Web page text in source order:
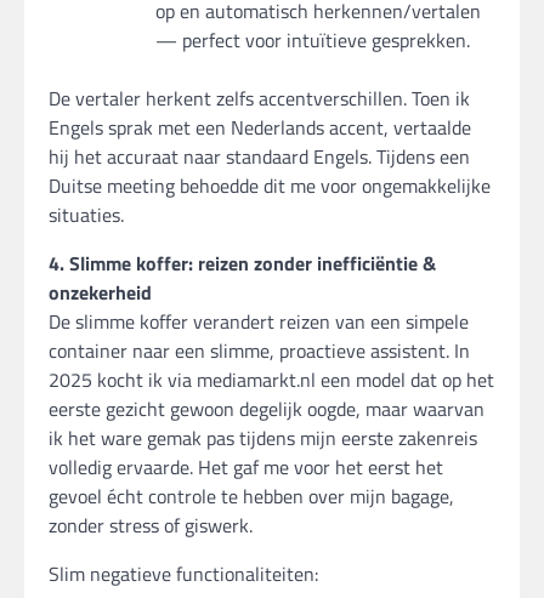
op en automatisch herkennen/vertalen
— perfect voor intuïtieve gesprekken.
De vertaler herkent zelfs accentverschillen. Toen ik
Engels sprak met een Nederlands accent, vertaalde
hij het accuraat naar standaard Engels. Tijdens een
Duitse meeting behoedde dit me voor ongemakkelijke
situaties.
4. Slimme koffer: reizen zonder inefficiëntie &
onzekerheid
De slimme koffer verandert reizen van een simpele
container naar een slimme, proactieve assistent. In
2025 kocht ik via mediamarkt.nl een model dat op het
eerste gezicht gewoon degelijk oogde, maar waarvan
ik het ware gemak pas tijdens mijn eerste zakenreis
volledig ervaarde. Het gaf me voor het eerst het
gevoel écht controle te hebben over mijn bagage,
zonder stress of giswerk.
Slim negatieve functionaliteiten: